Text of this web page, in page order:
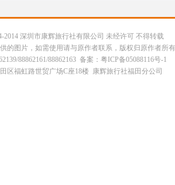
2014 深圳市康辉旅行社有限公司 未经许可 不得转载
的图片，如需使用请与原作者联系，版权归原作者所
88862161/88862163 备案：粤ICP备05088116号-1
区福虹路世贸广场C座18楼 康辉旅行社福田分公司